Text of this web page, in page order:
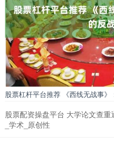
股票杠杆平台推荐 《西线无战事
股票配资操盘平台 大学论文查
_学术_原创性